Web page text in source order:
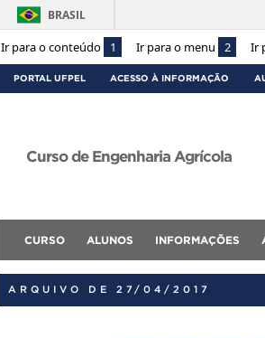
Ir para o conteúdo 1 Ir para o menu 2 Ir
BRASIL
PORTAL UFPEL ACESSO À INFORMAÇÃO
Curso de Engenharia Agrícola
CURSO ALUNOS INFORMAÇÕES
ARQUIVO DE 27/04/2017